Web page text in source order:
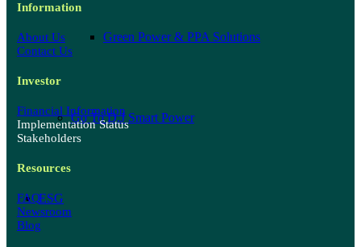
Green Power & PPA Solutions
Go To D.J Smart Power
ESG
Information
About Us
Contact Us
Investor
Financial Information
Implementation Status
Stakeholders
Resources
FAQ
Newsroom
Blog